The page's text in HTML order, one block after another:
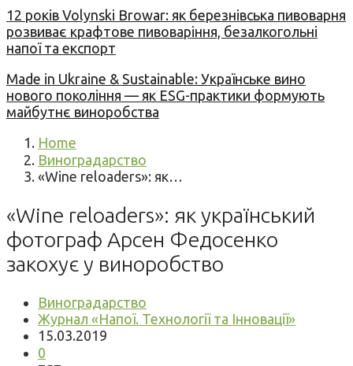
12 років Volynski Browar: як березнівська пивоварня
розвиває крафтове пивоваріння, безалкогольні
напої та експорт
Made in Ukraine & Sustainable: Українське вино
нового покоління — як ESG-практики формують
майбутнє виноробства
Home
Виноградарство
«Wine reloaders»: як…
«Wine reloaders»: як український
фотограф Арсен Федосенко
закохує у виноробство
Виноградарство
Журнал «Напої. Технології та Інновації»
15.03.2019
0